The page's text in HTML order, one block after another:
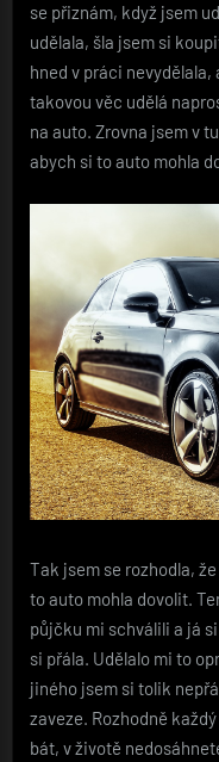
se přiznám, když jsem
udělala, šla jsem si
hned v práci nevydělala,
takovou věc udělá
na auto. Zrovna jsem v
abych si to auto mohla
Tak jsem se rozhodla,
to auto mohla dovolit.
půjčku mi schválili a já
si přála. Udělalo mi to
jiného jsem si tolik
zaveze. Rozhodně
bát, v životě